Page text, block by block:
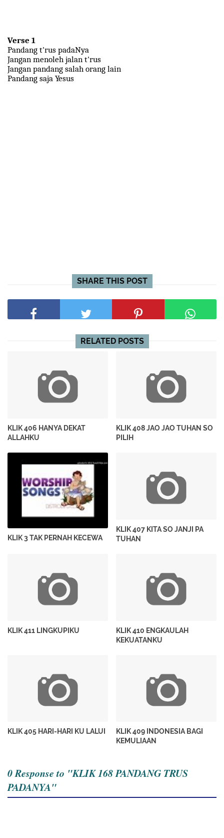
Verse 1
Pandang t'rus padaNya
Jangan menoleh jalan t'rus
Jangan pandang salah orang lain
Pandang saja Yesus
SHARE THIS POST
RELATED POSTS
KLIK 406 HANYA DEKAT
ALLAHKU
KLIK 408 JAO JAO TUHAN SO
PILIH
KLIK 3 TAK PERNAH KECEWA
KLIK 407 KITA SO JANJI PA
TUHAN
KLIK 411 LINGKUPIKU
KLIK 410 ENGKAULAH
KEKUATANKU
KLIK 405 HARI-HARI KU LALUI
KLIK 409 INDONESIA BAGI
KEMULIAAN
0 Response to "KLIK 168 PANDANG TRUS
PADANYA"